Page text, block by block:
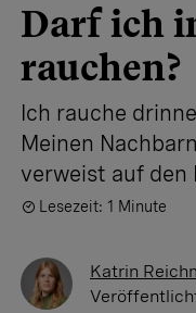
Darf ich
rauchen?
Ich rauche
Meinen
verweist auf
Lesezeit: 1 Minute
Katrin